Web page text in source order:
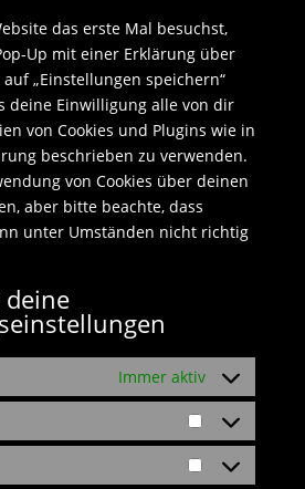
das erste Mal besuchst,
Up mit einer Erklärung über
„Einstellungen speichern“
deine Einwilligung alle von dir
von Cookies und Plugins wie in
beschrieben zu verwenden.
von Cookies über deinen
aber bitte beachte, dass
unter Umständen nicht richtig
deine
Immer aktiv
Statistiken
Marketing